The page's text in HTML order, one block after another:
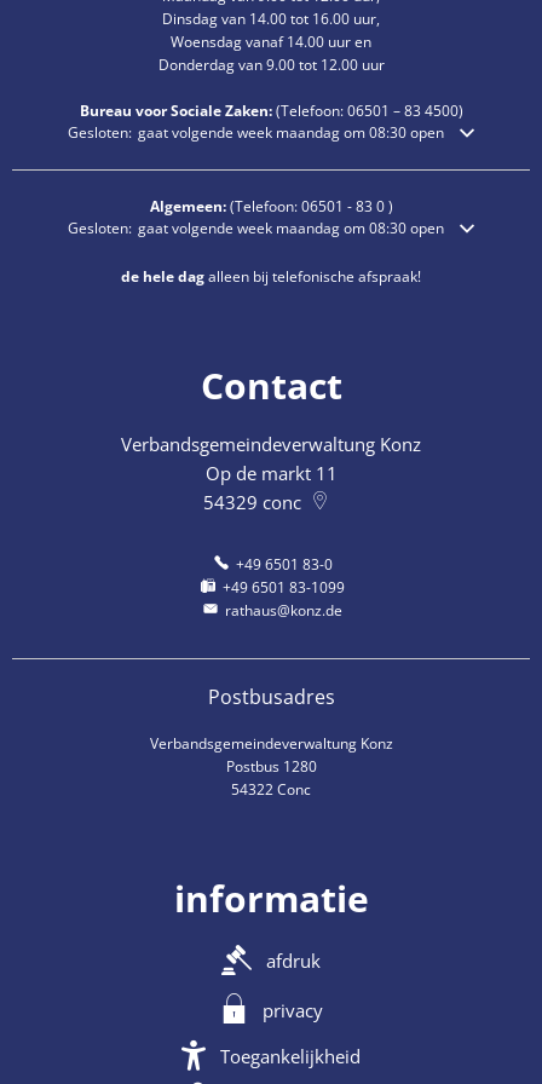
Dinsdag van 14.00 tot 16.00 uur,
Woensdag vanaf 14.00 uur en
Donderdag van 9.00 tot 12.00 uur
Bureau voor Sociale Zaken:(Telefoon:06501 – 834500)
Klik om extra openings- of sluitingstijden te verbergen
Gesloten: gaat volgende week maandag om 08:30 open
Algemeen:(Telefoon:06501 - 83 0)
Klik om extra openings- of sluitingstijden te verbergen
Gesloten: gaat volgende week maandag om 08:30 open
de hele dagalleen bij telefonische afspraak!
Contact
Verbandsgemeindeverwaltung Konz
Op de markt 11
54329 conc
+49 6501 83-0
+49 6501 83-1099
rathaus@konz.de
Postbusadres
Verbandsgemeindeverwaltung Konz
Postbus 1280
54322 Conc
informatie
afdruk
privacy
Toegankelijkheid